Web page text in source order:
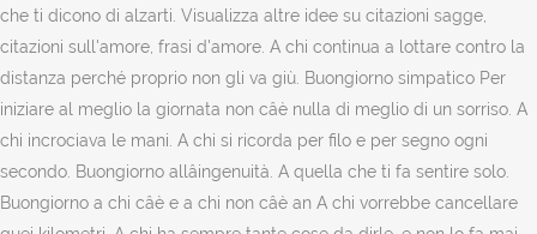
che ti dicono di alzarti. Visualizza altre idee su citazioni sagge,
citazioni sull'amore, frasi d'amore. A chi continua a lottare contro la
distanza perché proprio non gli va giù. Buongiorno simpatico Per
iniziare al meglio la giornata non câè nulla di meglio di un sorriso. A
chi incrociava le mani. A chi si ricorda per filo e per segno ogni
secondo. Buongiorno allâingenuità. A quella che ti fa sentire solo.
Buongiorno a chi câè e a chi non câè an A chi vorrebbe cancellare